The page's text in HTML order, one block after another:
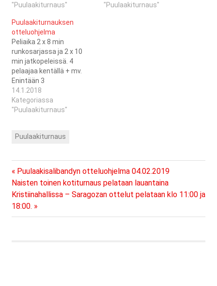
Erikoiset20:05Kärpäset-
Sankarit20:30BR Oilers-
Metsä
Board20:55Muumilaakson
Sankarit-Itäpuolen
Erikoiset21:20BR Oilers-
Kärpäset
"Puulaakiturnaus"
Sankarit-
"Puulaakiturnaus"
Puulaakiturnauksen
otteluohjelma
Peliaika 2 x 8 min
runkosarjassa ja 2 x 10
min jatkopeleissä. 4
pelaajaa kentällä + mv.
Enintään 3
lisenssipelaajaa / joukkue.
puulaakiturnauksen
otteluohjelma
BoardKristinahallenKristinestad15.01.201820:05Muumilaakson
ErikoisetKristinahallenKristinestad15.01.201820:30Metsä
Board-
KärpäsetKristinahallenKristinestad15.01.201820:55Muumilaakson
Sankarit-BR
OilersKristinahallenKristinestad15.01.201821:20Kärpäset-
Itäpuolen
ErikoisetKristinahallenKristinestad22.01.201819:40Kärpäset-
14.1.2018
Kategoriassa
"Puulaakiturnaus"
Puulaakiturnaus
Artikkelien
selaus
Previous
Post:
Puulaakisalibandyn otteluohjelma 04.02.2019
Next
Post:
Naisten toinen kotiturnaus pelataan lauantaina
Kristiinahallissa – Saragozan ottelut pelataan klo 11:00 ja
18:00.